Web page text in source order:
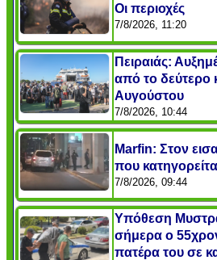
Οι περιοχές
7/8/2026, 11:20
Πειραιάς:
από το δεύτερο
Αυγούστου
7/8/2026, 10:44
Marfin: Στον
που
7/8/2026, 09:44
Υπόθεση
σήμερα ο
πατέρα του σε